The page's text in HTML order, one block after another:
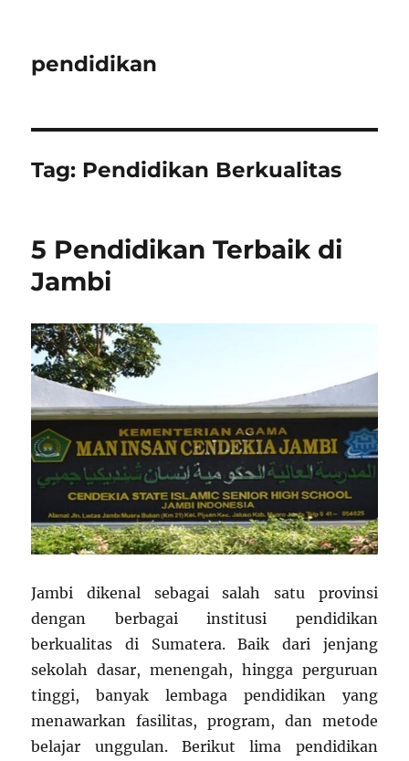
pendidikan
Tag: Pendidikan Berkualitas
5 Pendidikan Terbaik di
Jambi
Jambi dikenal sebagai salah satu provinsi
dengan berbagai institusi pendidikan
berkualitas di Sumatera. Baik dari jenjang
sekolah dasar, menengah, hingga perguruan
tinggi, banyak lembaga pendidikan yang
menawarkan fasilitas, program, dan metode
belajar unggulan. Berikut lima pendidikan